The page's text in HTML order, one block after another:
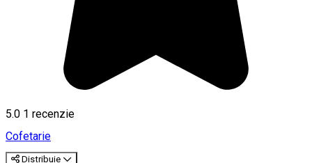
5.0 1 recenzie
Cofetarie
Distribuie